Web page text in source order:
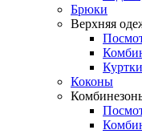
Брюки
Верхняя
Куртки
Коконы